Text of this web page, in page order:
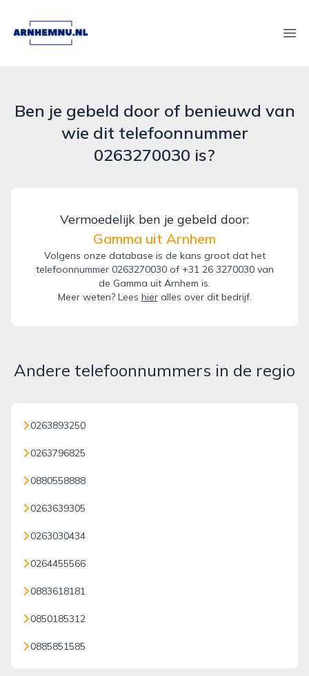
arnhemnu.nl
Ben je gebeld door of benieuwd van
wie dit telefoonnummer
0263270030 is?
Vermoedelijk ben je gebeld door:
Gamma uit Arnhem
Volgens onze database is de kans groot dat het
telefoonnummer 0263270030 of +31 26 3270030 van
de Gamma uit Arnhem is.
Meer weten? Lees hieralles over dit bedrijf.
Andere telefoonnummers in de regio
0263893250
0263796825
0880558888
0263639305
0263030434
0264455566
0883618181
0850185312
0885851585